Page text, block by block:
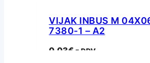
VIJAK INBUS M
7380-1 – A2
0.03€ z DDV